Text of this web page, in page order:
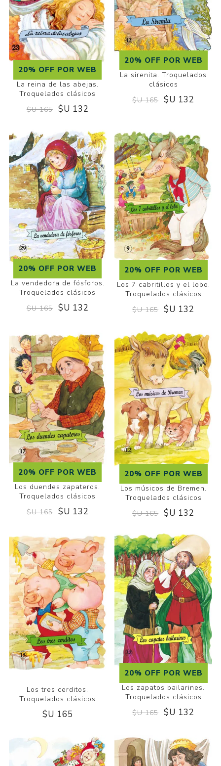
20% OFF POR WEB
La reina de las abejas.
Troquelados clásicos
$U 165 $U 132
20% OFF POR WEB
La sirenita. Troquelados
clásicos
$U 165 $U 132
20% OFF POR WEB
La vendedora de fósforos.
Troquelados clásicos
$U 165 $U 132
20% OFF POR WEB
Los 7 cabritillos y el lobo.
Troquelados clásicos
$U 165 $U 132
20% OFF POR WEB
Los duendes zapateros.
Troquelados clásicos
$U 165 $U 132
20% OFF POR WEB
Los músicos de Bremen.
Troquelados clásicos
$U 165 $U 132
Los tres cerditos.
Troquelados clásicos
$U 165
20% OFF POR WEB
Los zapatos bailarines.
Troquelados clásicos
$U 165 $U 132